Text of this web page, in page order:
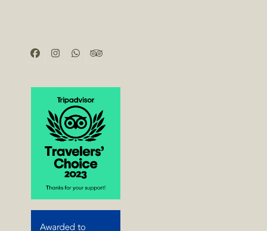
Facebook
Instagram
WhatsappTripadvisor